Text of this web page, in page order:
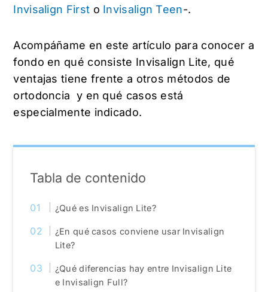
Invisalign First o Invisalign Teen-.
Acompáñame en este artículo para conocer a
fondo en qué consiste Invisalign Lite, qué
ventajas tiene frente a otros métodos de
ortodoncia y en qué casos está
especialmente indicado.
Tabla de contenido
¿Qué es Invisalign Lite?
¿En qué casos conviene usar Invisalign
Lite?
¿Qué diferencias hay entre Invisalign Lite
e Invisalign Full?